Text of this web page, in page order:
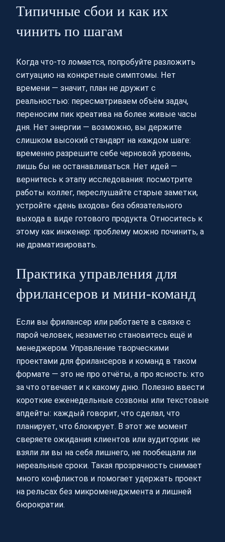
Типичные сбои и как их
чинить по шагам
Когда что‑то ломается, попробуйте разложить
ситуацию на конкретные симптомы. Нет
времени — значит, план не дружит с
реальностью: пересматриваем объём задач,
переносим пик креатива на более живые часы
дня. Нет энергии — возможно, вы держите
слишком высокий стандарт на каждом шаге:
временно разрешите себе черновой уровень,
лишь бы не останавливаться. Нет идей —
вернитесь к этапу исследования: посмотрите
работы коллег, переслушайте старые заметки,
устройте «день входов» без обязательного
выхода в виде готового продукта. Относитесь к
этому как инженер: проблему можно починить, а
не драматизировать.
Практика управления для
фрилансеров и мини‑команд
Если вы фрилансер или работаете в связке с
парой человек, незаметно становитесь ещё и
менеджером. Управление творческими
проектами для фрилансеров и команд в таком
формате — это не про отчёты, а про ясность: кто
за что отвечает и к какому дню. Полезно ввести
короткие еженедельные созвоны или текстовые
апдейты: каждый говорит, что сделал, что
планирует, что блокирует. В этот же момент
сверяете ожидания клиентов или аудитории: не
взяли ли вы на себя лишнего, не пообещали ли
нереальные сроки. Такая прозрачность снимает
много конфликтов и помогает удержать проект
на рельсах без микроменеджмента и лишней
бюрократии.